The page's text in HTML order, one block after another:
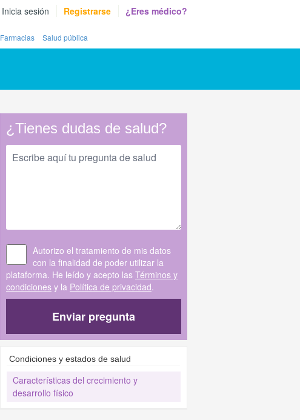
Inicia sesión Registrarse ¿Eres médico?
Farmacias Salud pública
¿Tienes dudas de salud?
Autorizo el tratamiento de mis datos
con la finalidad de poder utilizar la
plataforma. He leído y acepto las Términos y
condicionesy la Política de privacidad.
Enviar pregunta
Condiciones y estados de salud
Características del crecimiento y
desarrollo físico